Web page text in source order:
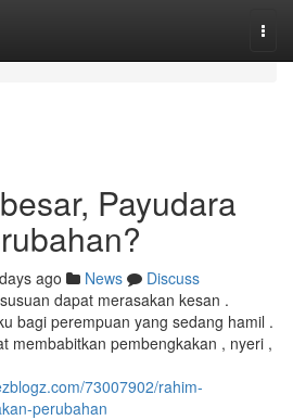
Payudara
ago News
Discuss
dapat merasakan kesan .
bagi perempuan yang sedang hamil .
membabitkan pembengkakan , nyeri ,
73007902/rahim-
perubahan